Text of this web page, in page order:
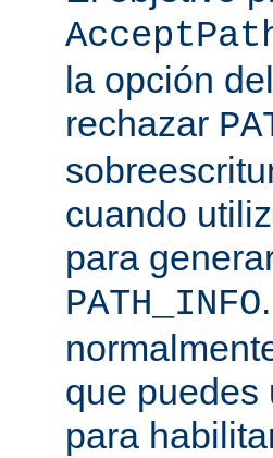
la opción
rechazar
cuando
para
PATH_INFO
que puedes
para